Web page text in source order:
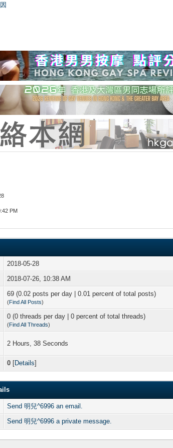
PM
2018-05-28
2018-07-26, 10:38 AM
69 (0.02 posts per day | 0.01 percent of total posts)
(Find All Posts)
0 (0 threads per day | 0 percent of total threads)
(Find All Threads)
2 Hours, 38 Seconds
0 [Details]
Send 明兒^6996 an email.
Send 明兒^6996 a private message.